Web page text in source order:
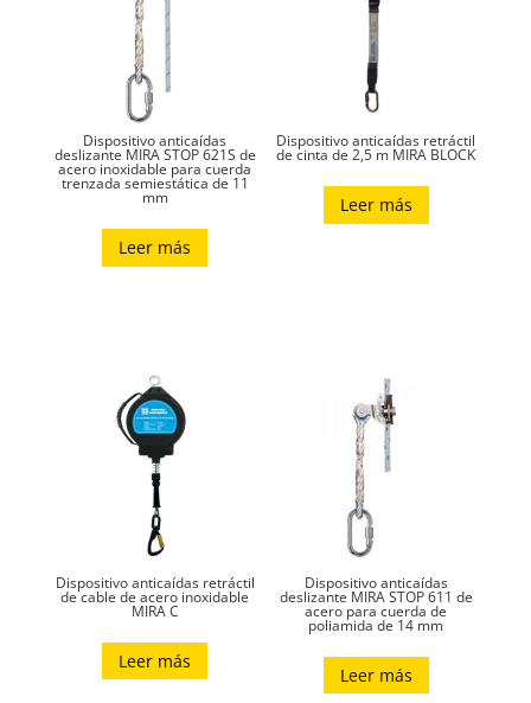
Dispositivo anticaídas
deslizante MIRA STOP 621S de
acero inoxidable para cuerda
trenzada semiestática de 11
mm
Leer más
Dispositivo anticaídas retráctil
de cinta de 2,5 m MIRA BLOCK
Leer más
Dispositivo anticaídas retráctil
de cable de acero inoxidable
MIRA C
Leer más
Dispositivo anticaídas
deslizante MIRA STOP 611 de
acero para cuerda de
poliamida de 14 mm
Leer más